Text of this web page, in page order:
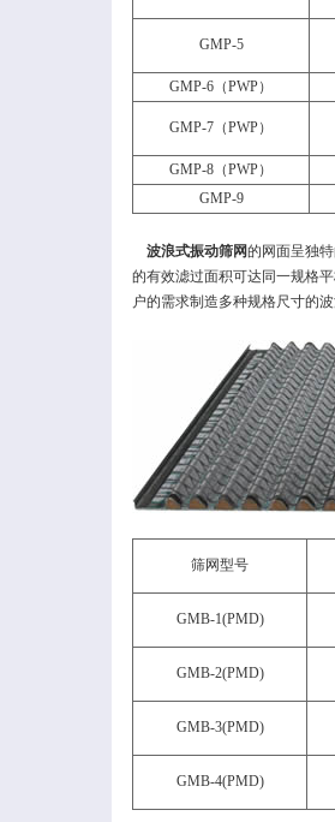
GMP-5
GMP-6（PWP）
GMP-7（PWP）
GMP-8（PWP）
GMP-9
波浪式振动筛网的网面呈独
的有效滤过面积可达同一规格
户的需求制造多种规格尺寸的波
筛网型号
GMB-1(PMD)
GMB-2(PMD)
GMB-3(PMD)
GMB-4(PMD)